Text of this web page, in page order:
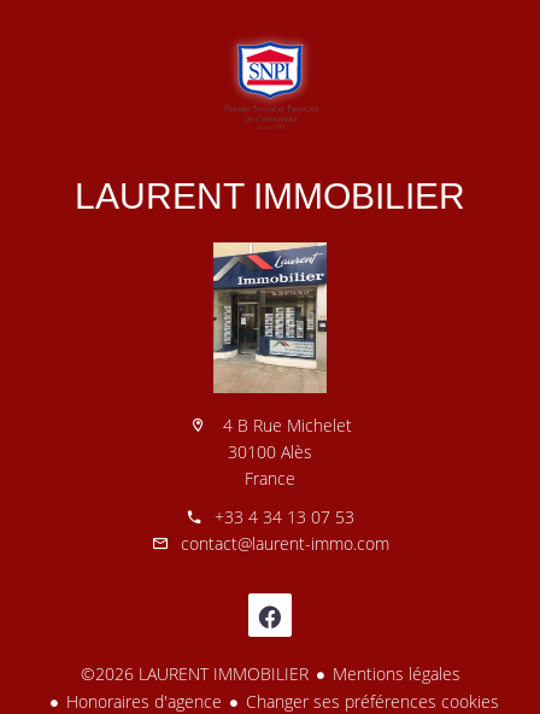
LAURENT IMMOBILIER
4 B Rue Michelet
30100 Alès
France
+33 4 34 13 07 53
contact@laurent-immo.com
©2026 LAURENT IMMOBILIER
Mentions légales
Honoraires d'agence
Changer ses préférences cookies